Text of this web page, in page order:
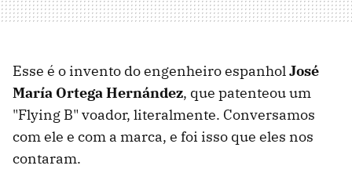
Esse é o invento do engenheiro espanholJosé
María Ortega Hernández, que patenteou um
"Flying B" voador, literalmente. Conversamos
com ele e com a marca, e foi isso que eles nos
contaram.